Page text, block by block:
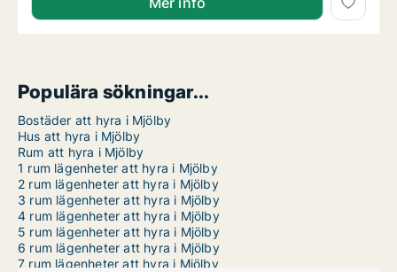
Populära sökningar...
Bostäder att hyra i Mjölby
Hus att hyra i Mjölby
Rum att hyra i Mjölby
1 rum lägenheter att hyra i Mjölby
2 rum lägenheter att hyra i Mjölby
3 rum lägenheter att hyra i Mjölby
4 rum lägenheter att hyra i Mjölby
5 rum lägenheter att hyra i Mjölby
6 rum lägenheter att hyra i Mjölby
7 rum lägenheter att hyra i Mjölby